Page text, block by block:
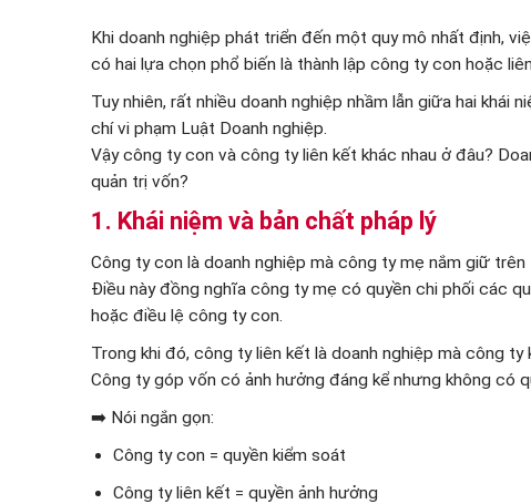
Khi doanh nghiệp phát triển đến một quy mô nhất định,
có hai lựa chọn phổ biến là thành lập công ty con hoặc
Tuy nhiên, rất nhiều doanh nghiệp nhầm lẫn giữa hai
chí vi phạm Luật Doanh nghiệp.
Vậy công ty con và công ty liên kết khác nhau ở đâu?
quản trị vốn?
1. Khái niệm và bản chất pháp lý
Công ty con là doanh nghiệp mà công ty mẹ nắm giữ
Điều này đồng nghĩa công ty mẹ có quyền chi phối các
hoặc điều lệ công ty con.
Trong khi đó, công ty liên kết là doanh nghiệp mà công
Công ty góp vốn có ảnh hưởng đáng kể nhưng không có
➡️ Nói ngắn gọn:
Công ty con = quyền kiểm soát
Công ty liên kết = quyền ảnh hưởng